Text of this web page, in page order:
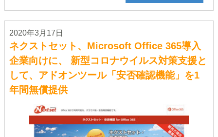
2020年3月17日
ネクストセット、Microsoft Office 365導入
企業向けに、 新型コロナウイルス対策支援と
して、アドオンツール「安否確認機能」を1
年間無償提供